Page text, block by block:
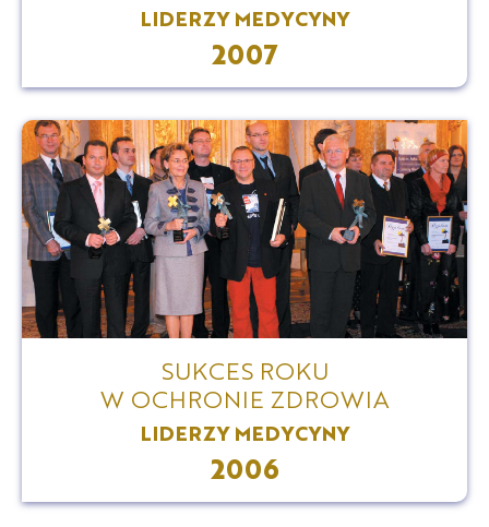
LIDERZY MEDYCYNY
2007
SUKCES ROKU
W OCHRONIE ZDROWIA
LIDERZY MEDYCYNY
2006